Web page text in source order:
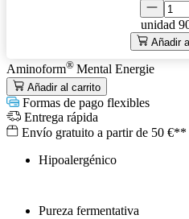
unidad
Añadir
Aminoform® Mental Energie
Añadir al carrito
Formas de pago flexibles
Entrega rápida
Envío gratuito a partir de 50 €**
Hipoalergénico
Pureza fermentativa